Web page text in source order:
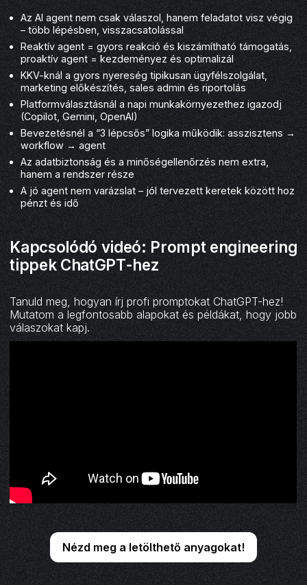
Az AI agent nem csak válaszol, hanem feladatot visz végig
– több lépésben, visszacsatolással
Reaktív agent = gyors reakció és kiszámítható támogatás,
proaktív agent = kezdeményez és optimalizál
KKV-knál a gyors nyereség tipikusan ügyfélszolgálat,
marketing előkészítés, sales admin és riportolás
Platformválasztásnál a napi munkakörnyezethez igazodj
(Copilot, Gemini, OpenAI)
Bevezetésnél a “3 lépcsős” logika működik: asszisztens →
workflow → agent
Az adatbiztonság és a minőségellenőrzés nem extra,
hanem a rendszer része
A jó agent nem varázslat – jól tervezett keretek között hoz
pénzt és idő
Kapcsolódó videó: Prompt engineering
tippek ChatGPT-hez
Tanuld meg, hogyan írj profi promptokat ChatGPT-hez!
Mutatom a legfontosabb alapokat és példákat, hogy jobb
válaszokat kapj.
Nézd meg a letölthető anyagokat!